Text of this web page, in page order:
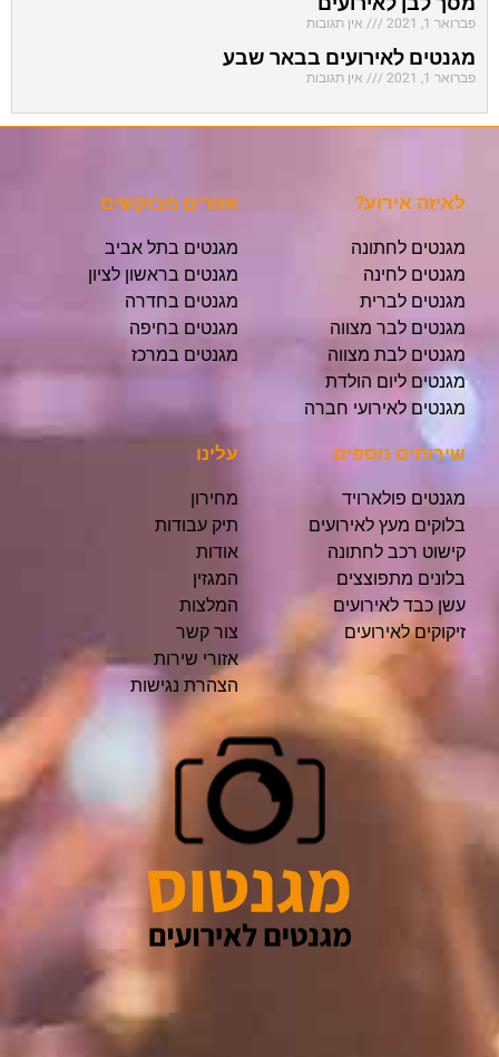
פברואר 1, 2021 אין תגובות
מגנטים לאירועים בבאר שבע
פברואר 1, 2021 אין תגובות
לאיזה אירוע?
מגנטים לחתונה
מגנטים לחינה
מגנטים לברית
מגנטים לבר מצווה
מגנטים לבת מצווה
מגנטים ליום הולדת
מגנטים לאירועי חברה
אזורים מבוקשים
מגנטים בתל אביב
מגנטים בראשון לציון
מגנטים בחדרה
מגנטים בחיפה
מגנטים במרכז
שירותים נוספים
מגנטים פולארויד
בלוקים מעץ לאירועים
קישוט רכב לחתונה
בלונים מתפוצצים
עשן כבד לאירועים
זיקוקים לאירועים
עלינו
מחירון
תיק עבודות
אודות
המגזין
המלצות
צור קשר
אזורי שירות
הצהרת נגישות